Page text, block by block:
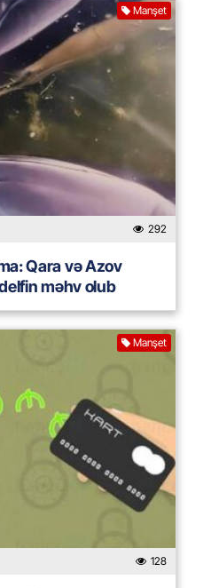
Manşet
292
Qara və Azov
məhv olub
Manşet
128